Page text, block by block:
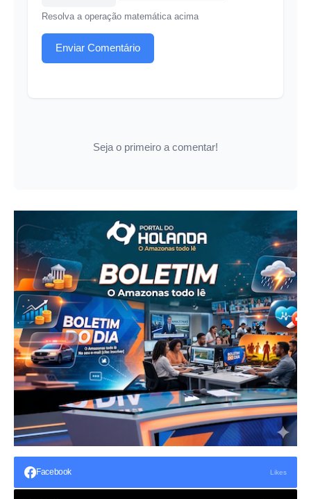
Resolva a operação matemática acima
Enviar Comentário
Seja o primeiro a comentar!
Facebook Likes